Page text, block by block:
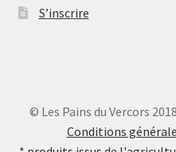
S’inscrire
© Les Pains du Vercors
Conditions